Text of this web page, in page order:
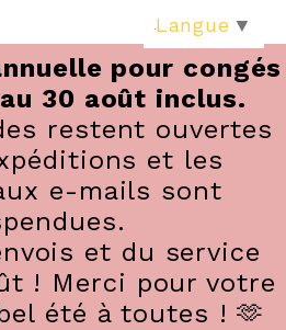
pour congés
30 août inclus.
restent ouvertes
et les
e-mails sont
et du service
! Merci pour votre
été à toutes ! 🫶
Langue ▼